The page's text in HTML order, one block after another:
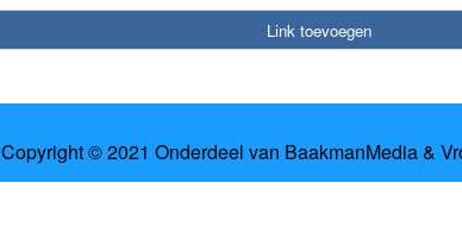
Link toevoegen
Copyright © 2021 Onderdeel van BaakmanMedia&